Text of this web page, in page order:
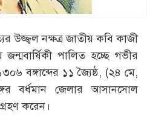
উজ্জ্বল নক্ষত্র জাতীয় কবি কাজী
পালিত হচ্ছে গভীর
বঙ্গাব্দের ১১ জ্যৈষ্ঠ, (২৪ মে,
বর্ধমান জেলার আসানসোল
করেন।